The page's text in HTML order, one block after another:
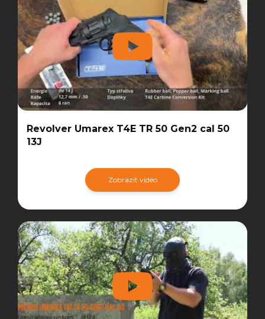
Revolver Umarex T4E TR 50 Gen2 cal 50
13J
Zobrazit video